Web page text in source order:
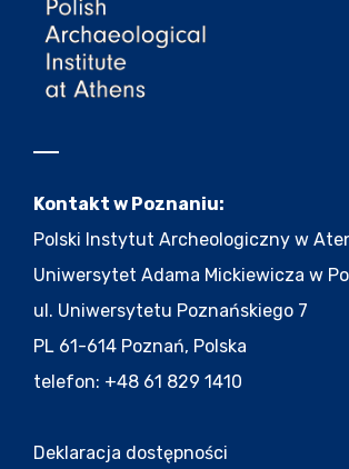
Kontakt w Poznaniu:
Polski Instytut Archeologiczny w
Uniwersytet Adama Mickiewicza w
ul. Uniwersytetu Poznańskiego 7
PL 61-614 Poznań, Polska
telefon: +48 61 829 1410
Deklaracja dostępności